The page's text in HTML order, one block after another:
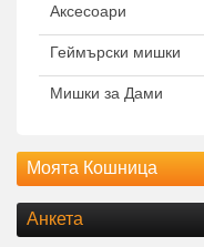
Аксесоари
Геймърски мишки
Мишки за Дами
Моята Кошница
Анкета